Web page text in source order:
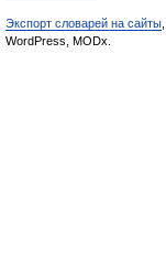
Экспорт словарей на сайты
WordPress, MODx.